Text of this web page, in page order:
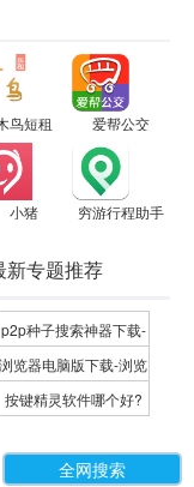
鸟短租 爱帮公交
小猪 穷游行程助手
新专题推荐
p2p种子搜索神器下载-
P2P种子搜索神器专题
浏览器电脑版下载-浏览
器下载合集
按键精灵软件哪个好?